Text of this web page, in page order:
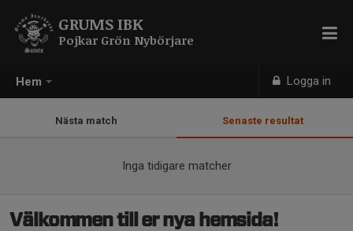
Hem Logga in
GRUMS IBK
Pojkar Grön Nybörjare
Nästa match Senaste resultat
Inga tidigare matcher
Välkommen till er nya hemsida!